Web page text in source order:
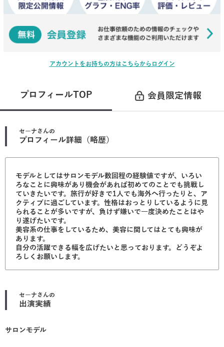
アカウントをお持ちの方はこちらからログイン
プロフィールTOP 会員限定情報
セーナ さんの
プロフィール詳細（略歴）
モデルとしてはサロンモデル数回程の経験値ですが、いろい
ろなことに興味があり機会があれば初めてのことでも挑戦し
ていきたいです。旅行が好きで1人でも海外へ行ったりと、ア
クティブに過ごしています。性格はおっとりしているように見
られることが多いですが、負けず嫌いで一度決めたことはや
り遂げたいです。
美容系の仕事をしているため、美容に関してはとても興味が
あります。
自分の活躍できる幅を広げたいと思っております。どうぞよ
ろしくお願いします。
セーナ さんの
出演実績
サロンモデル